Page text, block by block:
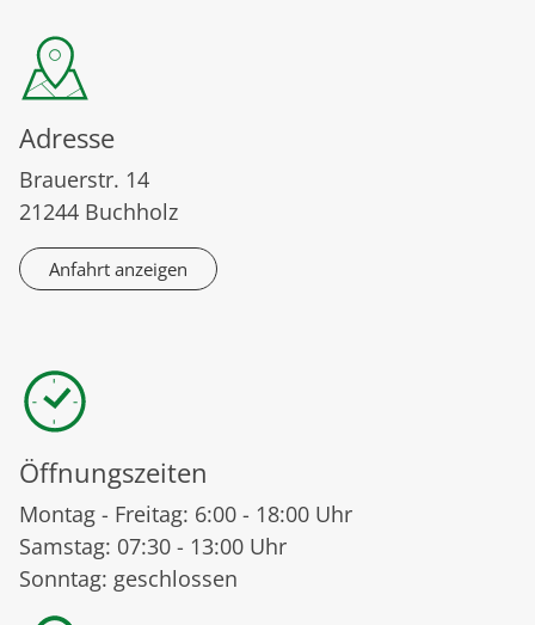
Adresse
Brauerstr. 14
21244 Buchholz
Anfahrt anzeigen
Öffnungszeiten
Montag - Freitag: 6:00 - 18:00 Uhr
Samstag: 07:30 - 13:00 Uhr
Sonntag: geschlossen